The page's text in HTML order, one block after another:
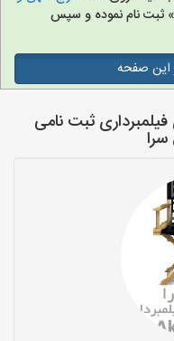
ثبت نام نموده و سپس
این صفحه
ثبت نامی